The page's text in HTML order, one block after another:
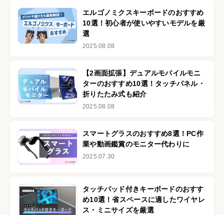
エルゴノミクスキーボードのおすすめ
10選！初心者が使いやすいモデルを厳
選
2025.08.08
【2画面拡張】デュアルモバイルモニ
ターのおすすめ10選！タッチパネル・
折りたたみ式も紹介
2025.08.08
スマートグラスのおすすめ8選！PC作
業や動画鑑賞のモニター代わりに
2025.07.30
タッチパッド付きキーボードのおすす
め10選！省スペースに適したワイヤレ
ス・ミニサイズを厳選